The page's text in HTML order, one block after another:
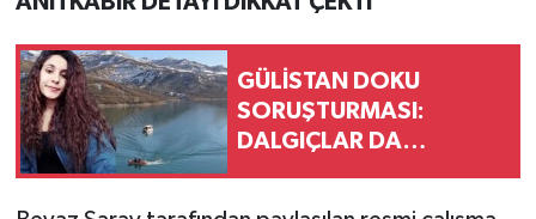
GÜLİSTAN DOKU
SORUŞTURMASI:
DALGIÇLAR DA